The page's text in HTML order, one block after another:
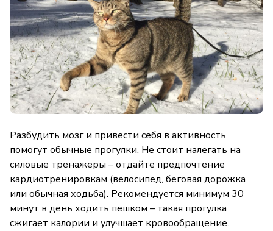
Разбудить мозг и привести себя в активность
помогут обычные прогулки. Не стоит налегать на
силовые тренажеры – отдайте предпочтение
кардиотренировкам (велосипед, беговая дорожка
или обычная ходьба). Рекомендуется минимум 30
минут в день ходить пешком – такая прогулка
сжигает калории и улучшает кровообращение.